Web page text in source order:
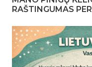
RAŠTINGUMAS